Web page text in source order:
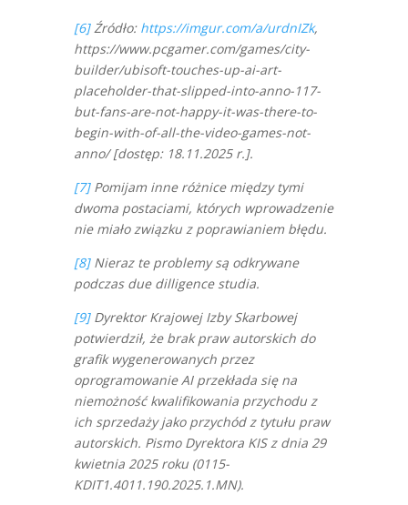
[6]Źródło: https://imgur.com/a/urdnIZk,
https://www.pcgamer.com/games/city-
builder/ubisoft-touches-up-ai-art-
placeholder-that-slipped-into-anno-117-
but-fans-are-not-happy-it-was-there-to-
begin-with-of-all-the-video-games-not-
anno/ [dostęp: 18.11.2025 r.].
[7]Pomijam inne różnice między tymi
dwoma postaciami, których wprowadzenie
nie miało związku z poprawianiem błędu.
[8]Nieraz te problemy są odkrywane
podczas due dilligence studia.
[9]Dyrektor Krajowej Izby Skarbowej
potwierdził, że brak praw autorskich do
grafik wygenerowanych przez
oprogramowanie AI przekłada się na
niemożność kwalifikowania przychodu z
ich sprzedaży jako przychód z tytułu praw
autorskich. Pismo Dyrektora KIS z dnia 29
kwietnia 2025 roku (0115-
KDIT1.4011.190.2025.1.MN).